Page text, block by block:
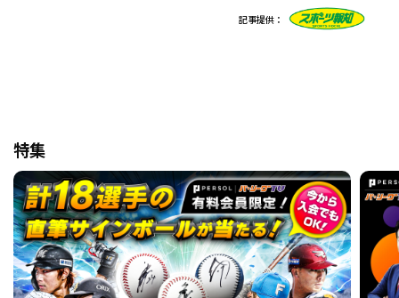
記事提供：
特集